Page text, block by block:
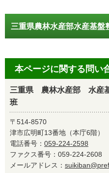
三重県農林水産部水産基盤
本ページに関する問い
三重県 農林水産部 水産
班
〒514-8570
津市広明町13番地（本庁6階）
電話番号： 059-224-2598
ファクス番号：059-224-2608
メールアドレス：